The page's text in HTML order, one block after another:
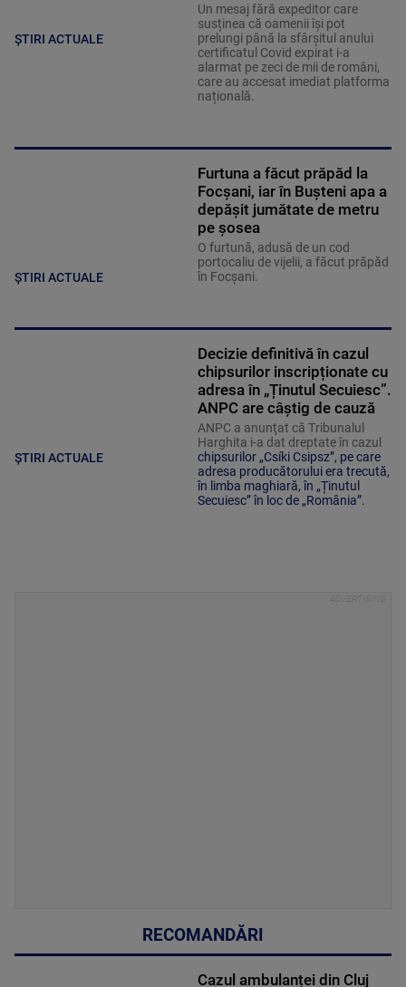
ȘTIRI ACTUALE
Un mesaj fără expeditor care
susținea că oamenii își pot
prelungi până la sfârșitul anului
certificatul Covid expirat i-a
alarmat pe zeci de mii de români,
care au accesat imediat platforma
națională.
ȘTIRI ACTUALE
Furtuna a făcut prăpăd la
Focșani, iar în Bușteni apa a
depășit jumătate de metru
pe șosea
O furtună, adusă de un cod
portocaliu de vijelii, a făcut prăpăd
în Focșani.
ȘTIRI ACTUALE
Decizie definitivă în cazul
chipsurilor inscripționate cu
adresa în „Ținutul Secuiesc”.
ANPC are câștig de cauză
ANPC a anunţat că Tribunalul
Harghita i-a dat dreptate în cazul
chipsurilor „Csíki Csipsz”, pe care
adresa producătorului era trecută,
în limba maghiară, în „Ținutul
Secuiesc” în loc de „România”.
RECOMANDĂRI
Cazul ambulanței din Cluj